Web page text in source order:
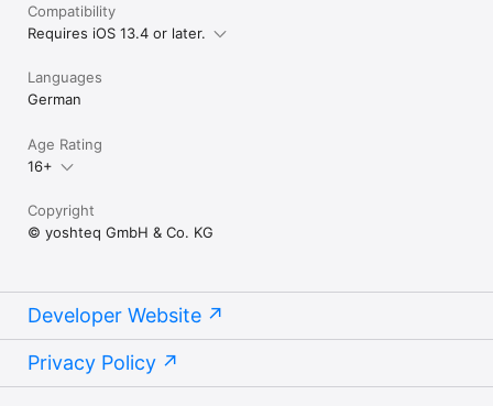
Compatibility
Requires iOS 13.4 or later.
Languages
German
Age Rating
16+
Copyright
© yoshteq GmbH & Co. KG
Developer Website
Privacy Policy